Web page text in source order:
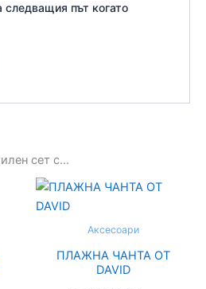
следващия път когато
сет с...
Аксесоари
ПЛАЖНА ЧАНТА ОТ
DAVID